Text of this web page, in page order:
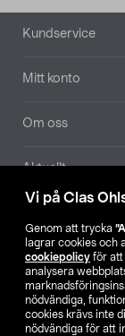
Vi på Clas
Genom att trycka
lagrar cookies och
cookiepolicy för att
analysera
nödvändiga,
cookies krävs inte
nödvändiga för att
Sidfot
Kundservice
Mitt konto
Om oss
Aktuellt